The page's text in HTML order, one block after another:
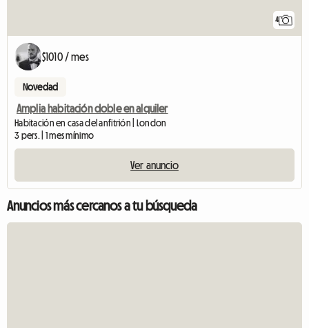
4
$1010 / mes
Novedad
Amplia habitación doble en alquiler
Habitación en casa del anfitrión | London
3 pers. | 1 mes mínimo
Ver anuncio
Anuncios más cercanos a tu búsqueda